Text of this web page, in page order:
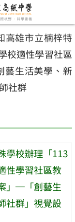
高雄市立楠梓特
校適性學習社區
生活美學、新
社群
學校辦理「113
性學習社區教
」─「創藝生
社群」視覺設